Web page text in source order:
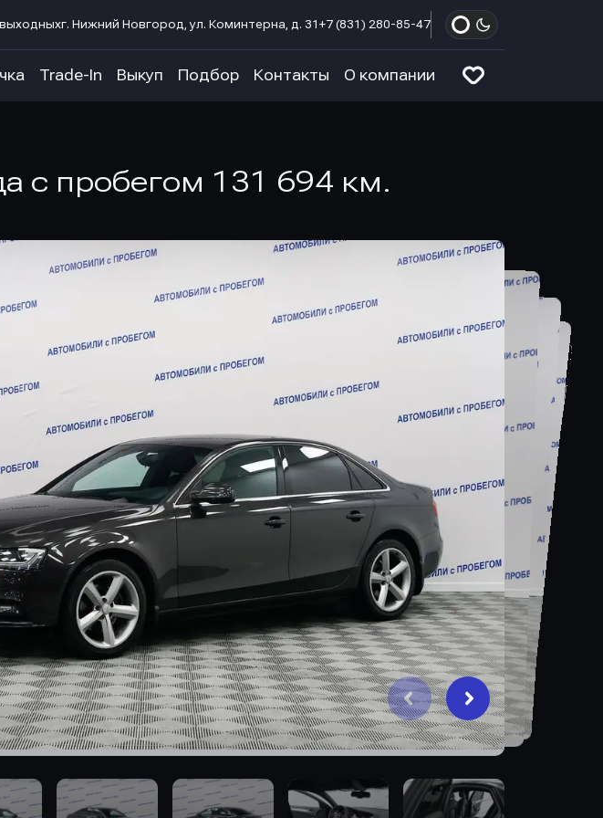
выходныхг. Нижний Новгород, ул. Коминтерна, д. 31 +7 (831) 280-85-47
Trade-In Выкуп Подбор Контакты О компании
с пробегом 131 694 км.